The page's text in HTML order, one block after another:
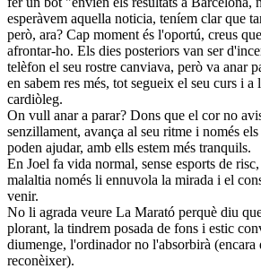
esperàvem aquella noticia, teníem clar que
però, ara? Cap moment és l'oportú, creus
afrontar-ho. Els dies posteriors van ser
telèfon el seu rostre canviava, però va anar
en sabem res més, tot segueix el seu curs i
cardiòleg.
On vull anar a parar? Dons que el cor no
senzillament, avança al seu ritme i només
poden ajudar, amb ells estem més tranquils.
En Joel fa vida normal, sense esports de
malaltia només li ennuvola la mirada i el
venir.
No li agrada veure La Marató perquè diu
plorant, la tindrem posada de fons i estic
diumenge, l'ordinador no l'absorbirà
reconèixer).